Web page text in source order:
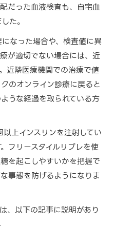
だった血液検査も、自宅血
た。
なった場合や、検査値に異
が適切でない場合には、近
近隣医療機関での治療で値
のオンライン診療に戻ると
うな経過を取られている方
上インスリンを注射してい
フリースタイルリブレを使
を起こしやすいかを把握で
事態を防げるようになりま
、以下の記事に説明があり